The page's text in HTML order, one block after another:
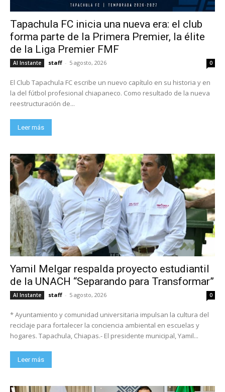
Tapachula FC inicia una nueva era: el club
forma parte de la Primera Premier, la élite
de la Liga Premier FMF
Al Instante staff - 5 agosto, 2026 0
El Club Tapachula FC escribe un nuevo capítulo en su historia y en
la del fútbol profesional chiapaneco. Como resultado de la nueva
reestructuración de...
Leer más
Yamil Melgar respalda proyecto estudiantil
de la UNACH “Separando para Transformar”
Al Instante staff - 5 agosto, 2026 0
* Ayuntamiento y comunidad universitaria impulsan la cultura del
reciclaje para fortalecer la conciencia ambiental en escuelas y
hogares. Tapachula, Chiapas.- El presidente municipal, Yamil...
Leer más